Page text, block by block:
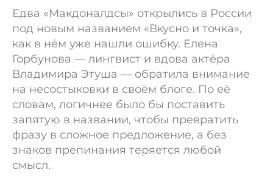
Едва «Макдоналдсы» открылись в России
под новым названием «Вкусно и точка»,
как в нём уже нашли ошибку. Елена
Горбунова — лингвист и вдова актёра
Владимира Этуша — обратила внимание
на несостыковки в своём блоге. По её
словам, логичнее было бы поставить
запятую в названии, чтобы превратить
фразу в сложное предложение, а без
знаков препинания теряется любой
смысл.